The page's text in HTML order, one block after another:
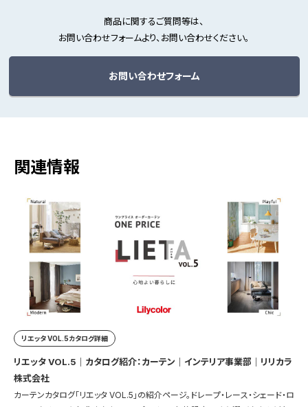
商品に関するご質問等は、
お問い合わせフォームより、お問い合わせください。
お問い合わせフォーム
関連情報
リエッタ VOL.5カタログ詳細
リエッタ VOL.5｜カタログ紹介：カーテン｜インテリア事業部｜リリカラ
株式会社
カーテンカタログ「リエッタ VOL.5」の紹介ページ。ドレープ・レース・シェード・ロ